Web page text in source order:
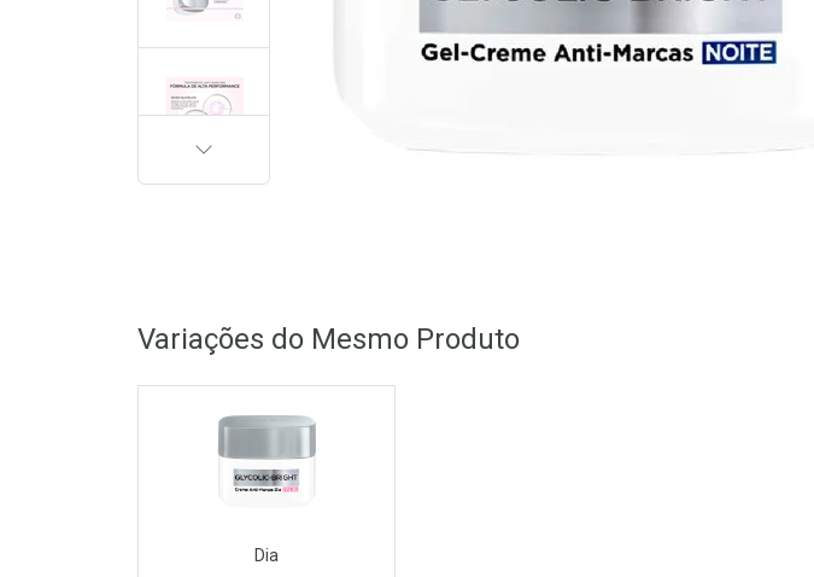
PRÓXIMA
Variações do Mesmo Produto
Dia